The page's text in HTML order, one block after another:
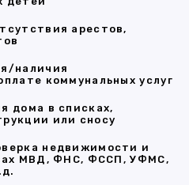
арестов,
наличия
коммунальных услуг
дома в списках,
или сносу
недвижимости и
МВД, ФНС, ФССП, УФМС,